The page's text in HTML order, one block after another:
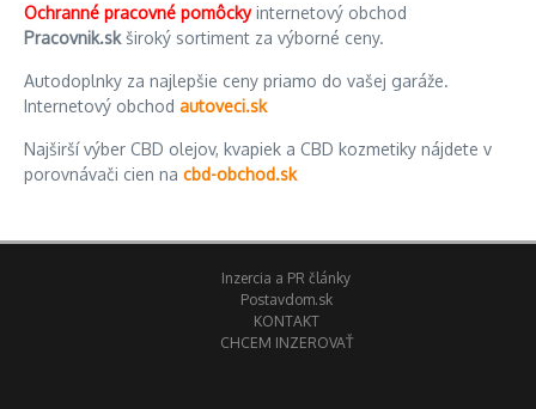
Ochranné pracovné pomôckyinternetový obchod
Pracovnik.skširoký sortiment za výborné ceny.
Autodoplnky za najlepšie ceny priamo do vašej garáže.
Internetový obchod autoveci.sk
Najširší výber CBD olejov, kvapiek a CBD kozmetiky nájdete v
porovnávači cien na cbd-obchod.sk
Inzercia a PR články
Postavdom.sk
KONTAKT
CHCEM INZEROVAŤ